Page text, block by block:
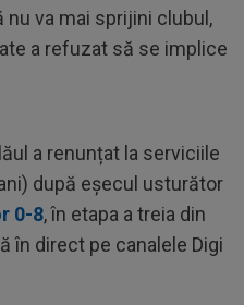
nu va mai sprijini clubul,
a refuzat să se implice
a renunțat la serviciile
după eșecul usturător
0-8, în etapa a treia din
în direct pe canalele Digi